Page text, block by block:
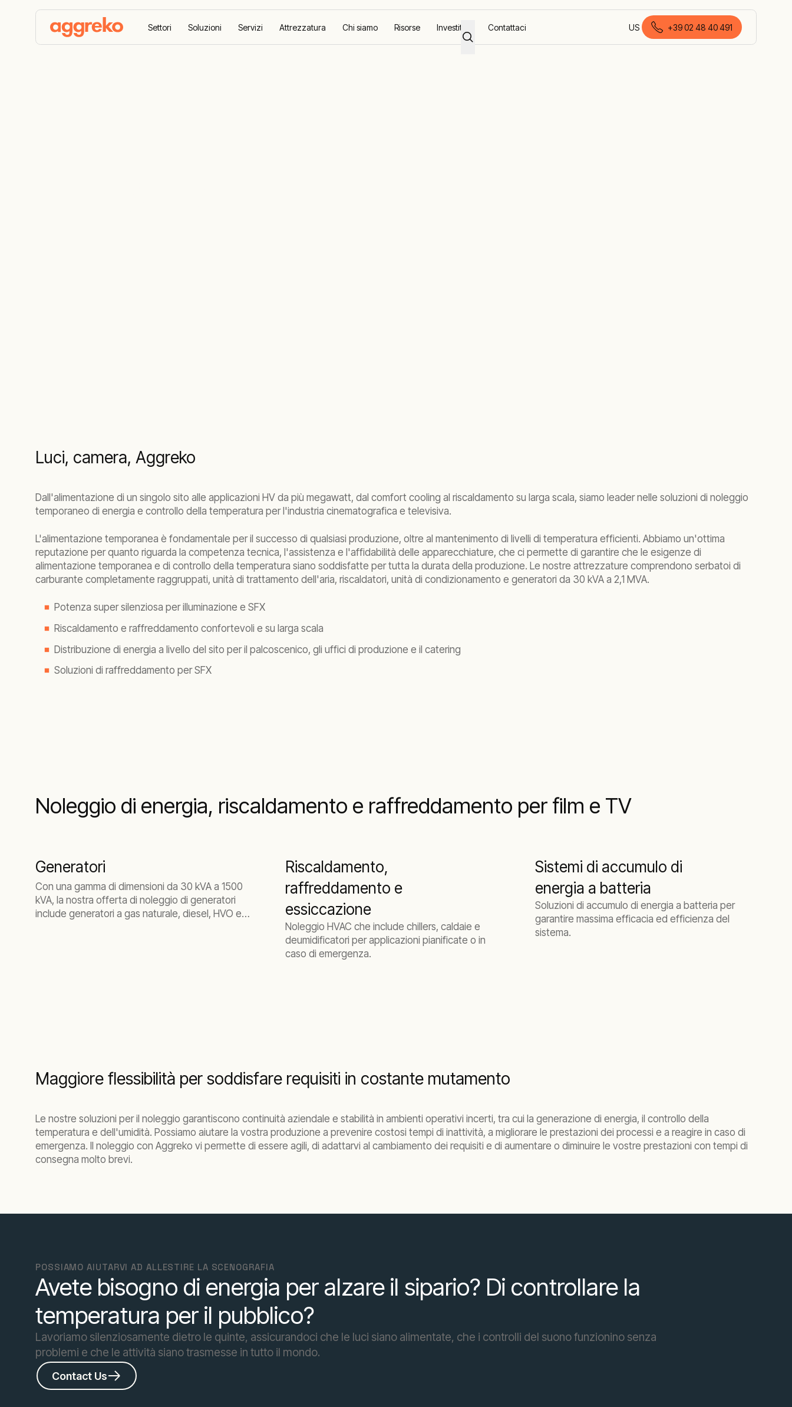
Settori Soluzioni Servizi Attrezzatura Chi siamo Risorse Investitori Contattaci US
italiano (Italia)
+39 02 48 40 491
Luci, camera, Aggreko
Dall'alimentazione di un singolo sito alle applicazioni HV da più megawatt, dal comfort cooling al riscaldamento su larga scala, siamo leader nelle soluzioni di noleggio
temporaneo di energia e controllo della temperatura per l'industria cinematografica e televisiva.
L'alimentazione temporanea è fondamentale per il successo di qualsiasi produzione, oltre al mantenimento di livelli di temperatura efficienti. Abbiamo un'ottima
reputazione per quanto riguarda la competenza tecnica, l'assistenza e l'affidabilità delle apparecchiature, che ci permette di garantire che le esigenze di
alimentazione temporanea e di controllo della temperatura siano soddisfatte per tutta la durata della produzione. Le nostre attrezzature comprendono serbatoi di
carburante completamente raggruppati, unità di trattamento dell'aria, riscaldatori, unità di condizionamento e generatori da 30 kVA a 2,1 MVA.
Potenza super silenziosa per illuminazione e SFX
Riscaldamento e raffreddamento confortevoli e su larga scala
Distribuzione di energia a livello del sito per il palcoscenico, gli uffici di produzione e il catering
Soluzioni di raffreddamento per SFX
Noleggio di energia, riscaldamento e raffreddamento per film e TV
Generatori
Con una gamma di dimensioni da 30 kVA a 1500
kVA, la nostra offerta di noleggio di generatori
include generatori a gas naturale, diesel, HVO e
Riscaldamento,
raffreddamento e
essiccazione
Noleggio HVAC che include chillers, caldaie e
deumidificatori per applicazioni pianificate o in
caso di emergenza.
Sistemi di accumulo di
energia a batteria
Soluzioni di accumulo di energia a batteria per
garantire massima efficacia ed efficienza del
sistema.
Maggiore flessibilità per soddisfare requisiti in costante mutamento
Le nostre soluzioni per il noleggio garantiscono continuità aziendale e stabilità in ambienti operativi incerti, tra cui la generazione di energia, il controllo della
temperatura e dell'umidità. Possiamo aiutare la vostra produzione a prevenire costosi tempi di inattività, a migliorare le prestazioni dei processi e a reagire in caso di
emergenza. Il noleggio con Aggreko vi permette di essere agili, di adattarvi al cambiamento dei requisiti e di aumentare o diminuire le vostre prestazioni con tempi di
consegna molto brevi.
POSSIAMO AIUTARVI AD ALLESTIRE LA SCENOGRAFIA
Avete bisogno di energia per alzare il sipario? Di controllare la
temperatura per il pubblico?
Lavoriamo silenziosamente dietro le quinte, assicurandoci che le luci siano alimentate, che i controlli del suono funzionino senza
problemi e che le attività siano trasmesse in tutto il mondo.
Contact Us